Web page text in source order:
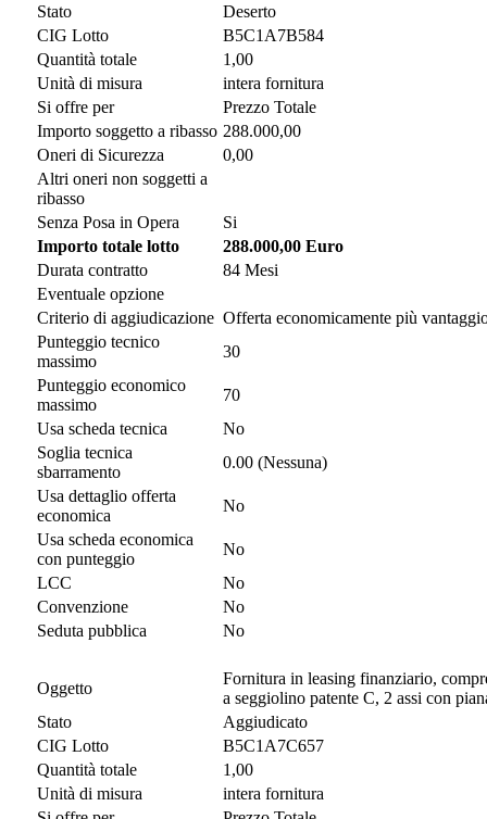
Stato
Deserto
CIG Lotto
B5C1A7B584
Quantità totale
1,00
Unità di misura
intera fornitura
Si offre per
Prezzo Totale
Importo soggetto a ribasso 288.000,00
Oneri di Sicurezza
0,00
Altri oneri non soggetti a
ribasso
Senza Posa in Opera
Si
Importo totale lotto
288.000,00 Euro
Durata contratto
84 Mesi
Eventuale opzione
Criterio di aggiudicazione Offerta economicamente più
Punteggio tecnico
massimo
30
Punteggio economico
massimo
70
Usa scheda tecnica
No
Soglia tecnica
sbarramento
0.00 (Nessuna)
Usa dettaglio offerta
economica
No
Usa scheda economica
con punteggio
No
LCC
No
Convenzione
No
Seduta pubblica
No
Oggetto
Fornitura in leasing finanziario,
a seggiolino patente C, 2 assi con
Stato
Aggiudicato
CIG Lotto
B5C1A7C657
Quantità totale
1,00
Unità di misura
intera fornitura